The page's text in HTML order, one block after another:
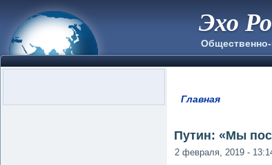
Эхо
Главная
Путин: «Мы
2 февраля, 2019 -